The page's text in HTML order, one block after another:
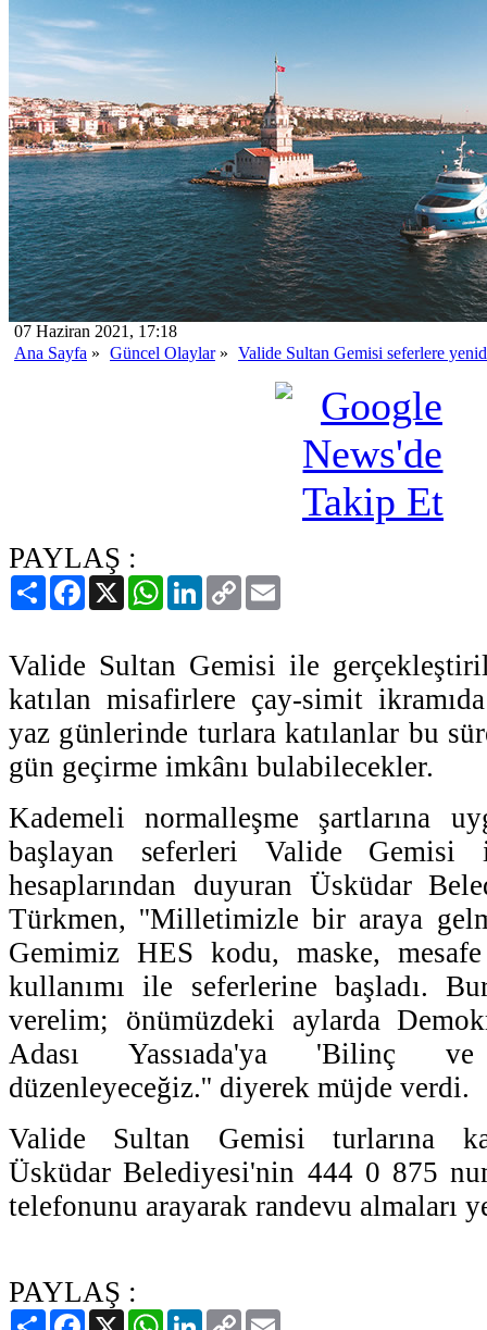
07 Haziran 2021, 17:18
Ana Sayfa » Güncel Olaylar» Valide Sultan Gemisi seferlere
PAYLAŞ :
PaylaşFacebook
X WhatsAppLinkedIn
Copy
Link
Valide Sultan Gemisi ile
katılan misafirlere çay-simit
yaz günlerinde turlara katılanlar bu
gün geçirme imkânı bulabilecekler.
Kademeli normalleşme şartlarına
başlayan seferleri Valide Gemisi
hesaplarından duyuran Üsküdar
Türkmen, ''Milletimizle bir araya
Gemimiz HES kodu, maske,
kullanımı ile seferlerine başladı.
verelim; önümüzdeki aylarda
Adası Yassıada'ya 'Bilinç
düzenleyeceğiz.'' diyerek müjde verdi.
Valide Sultan Gemisi turlarına
Üsküdar Belediyesi'nin 444 0 875
telefonunu arayarak randevu almaları
PAYLAŞ :
PaylaşFacebook
X WhatsAppLinkedIn
Copy